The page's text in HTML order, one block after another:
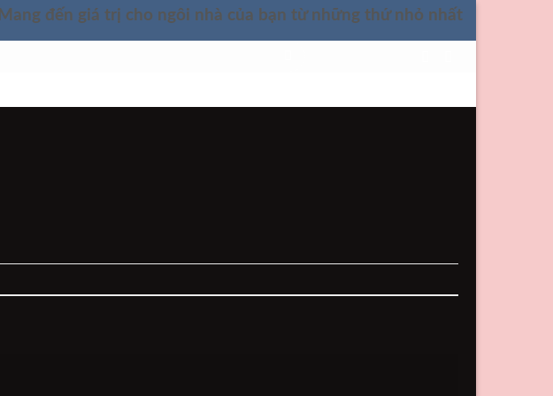
Mang đến giá trị cho ngôi nhà của bạn từ những thứ nhỏ nhất